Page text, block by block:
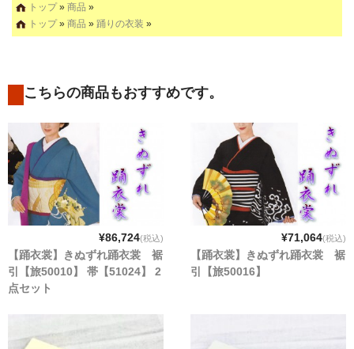
トップ» 商品 »
トップ» 商品 » 踊りの衣装 »
こちらの商品もおすすめです。
¥86,724(税込)
【踊衣裳】きぬずれ踊衣裳 裾
引【旅50010】 帯【51024】 2
点セット
¥71,064(税込)
【踊衣裳】きぬずれ踊衣裳 裾
引【旅50016】